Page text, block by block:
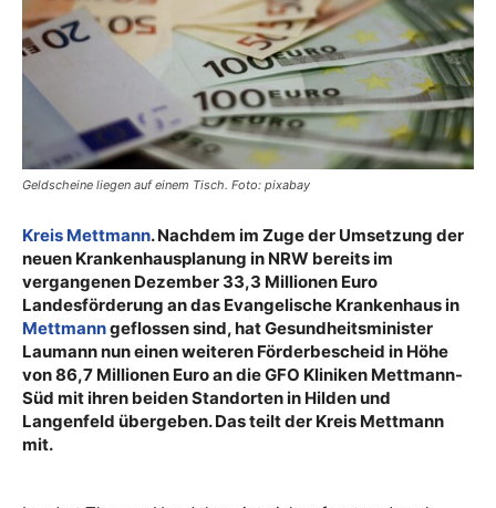
Geldscheine liegen auf einem Tisch. Foto: pixabay
Kreis Mettmann. Nachdem im Zuge der Umsetzung der
neuen Krankenhausplanung in NRW bereits im
vergangenen Dezember 33,3 Millionen Euro
Landesförderung an das Evangelische Krankenhaus in
Mettmanngeflossen sind, hat Gesundheitsminister
Laumann nun einen weiteren Förderbescheid in Höhe
von 86,7 Millionen Euro an die GFO Kliniken Mettmann-
Süd mit ihren beiden Standorten in Hilden und
Langenfeld übergeben. Das teilt der Kreis Mettmann
mit.